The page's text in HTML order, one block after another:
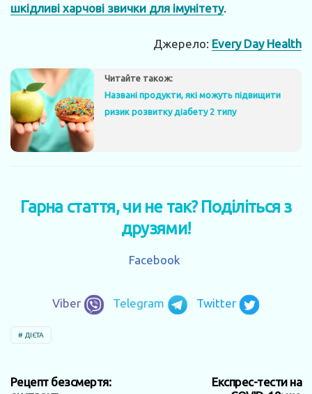
шкідливі харчові звички для імунітету.
Джерело: Every Day Health
Читайте також:
Названі продукти, які можуть підвищити
ризик розвитку діабету 2 типу
Гарна стаття, чи не так? Поділіться з
друзями!
Facebook
Viber Telegram Twitter
ДІЄТА
Рецепт безсмертя:
Експрес-тести на